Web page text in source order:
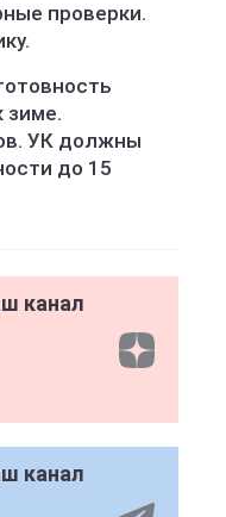
проверки.
зиме.
УК должны
до 15
канал
канал